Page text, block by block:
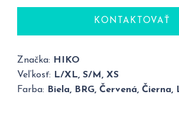
KONTAKTOVAŤ
Značka:
HIKO
Veľkosť:
L/XL, S/M, XS
Farba:
Biela, BRG, Červená, Čierna,